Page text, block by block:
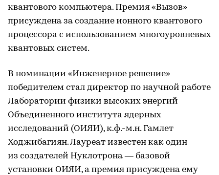
квантового компьютера. Премия «Вызов»
присуждена за создание ионного квантового
процессора с использованием многоуровневых
квантовых систем.
В номинации «Инженерное решение»
победителем стал директор по научной работе
Лаборатории физики высоких энергий
Объединенного института ядерных
исследований (ОИЯИ), к.ф.-м.н. Гамлет
Ходжибагиян. Лауреат известен как один
из создателей Нуклотрона — базовой
установки ОИЯИ, а премия присуждена ему